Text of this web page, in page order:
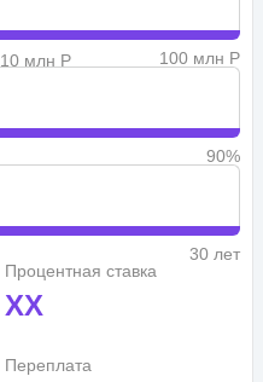
10 млн Р
100 млн Р
90%
30 лет
Процентная ставка
XX
Переплата